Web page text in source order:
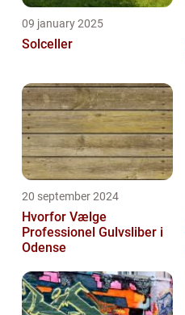
09 january 2025
Solceller
20 september 2024
Hvorfor Vælge
Professionel Gulvsliber i
Odense